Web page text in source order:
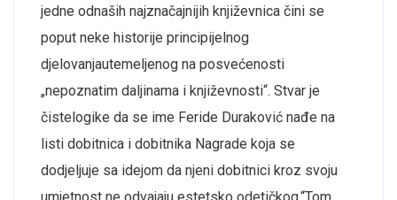
jedne odnaših najznačajnijih književnica čini se
poput neke historije principijelnog
djelovanjautemeljenog na posvećenosti
„nepoznatim daljinama i književnosti“. Stvar je
čistelogike da se ime Feride Duraković nađe na
listi dobitnica i dobitnika Nagrade koja se
dodjeljuje sa idejom da njeni dobitnici kroz svoju
umjetnost ne odvajaju estetsko odetičkog.“Tom